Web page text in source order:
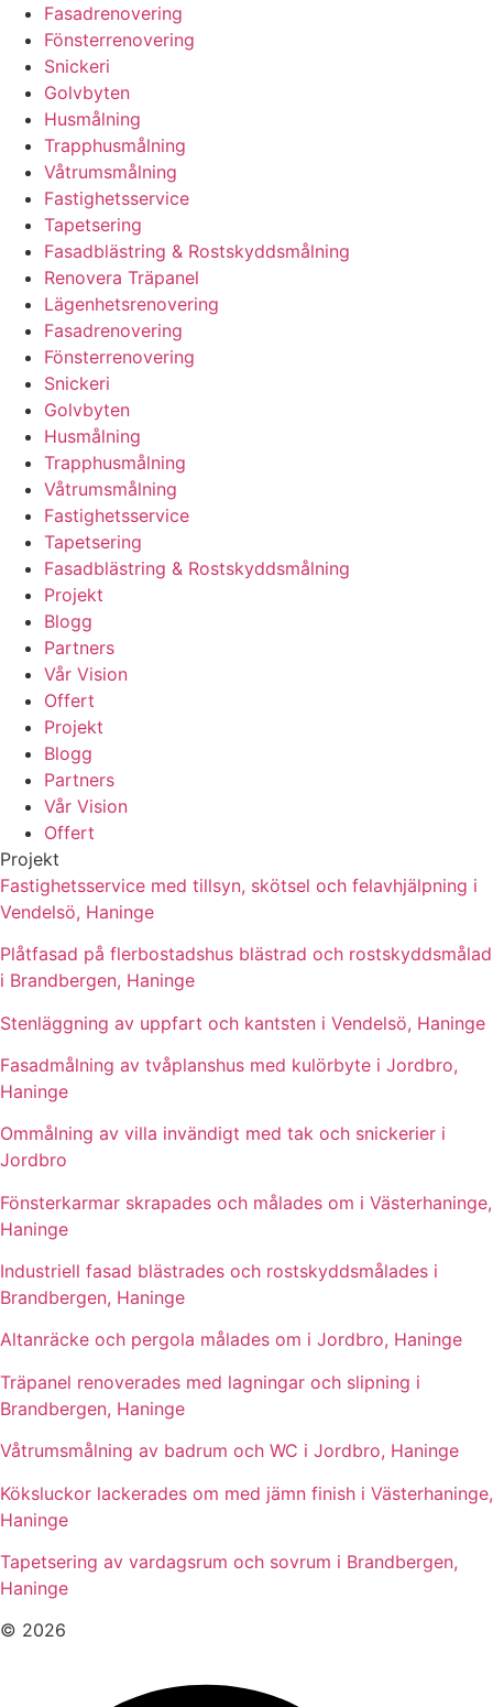
Fasadrenovering
Fönsterrenovering
Snickeri
Golvbyten
Husmålning
Trapphusmålning
Våtrumsmålning
Fastighetsservice
Tapetsering
Fasadblästring & Rostskyddsmålning
Renovera Träpanel
Lägenhetsrenovering
Fasadrenovering
Fönsterrenovering
Snickeri
Golvbyten
Husmålning
Trapphusmålning
Våtrumsmålning
Fastighetsservice
Tapetsering
Fasadblästring & Rostskyddsmålning
Projekt
Blogg
Partners
Vår Vision
Offert
Projekt
Blogg
Partners
Vår Vision
Offert
Projekt
Fastighetsservice med tillsyn, skötsel och felavhjälpning i
Vendelsö, Haninge
Plåtfasad på flerbostadshus blästrad och rostskyddsmålad
i Brandbergen, Haninge
Stenläggning av uppfart och kantsten i Vendelsö, Haninge
Fasadmålning av tvåplanshus med kulörbyte i Jordbro,
Haninge
Ommålning av villa invändigt med tak och snickerier i
Jordbro
Fönsterkarmar skrapades och målades om i Västerhaninge,
Haninge
Industriell fasad blästrades och rostskyddsmålades i
Brandbergen, Haninge
Altanräcke och pergola målades om i Jordbro, Haninge
Träpanel renoverades med lagningar och slipning i
Brandbergen, Haninge
Våtrumsmålning av badrum och WC i Jordbro, Haninge
Köksluckor lackerades om med jämn finish i Västerhaninge,
Haninge
Tapetsering av vardagsrum och sovrum i Brandbergen,
Haninge
© 2026